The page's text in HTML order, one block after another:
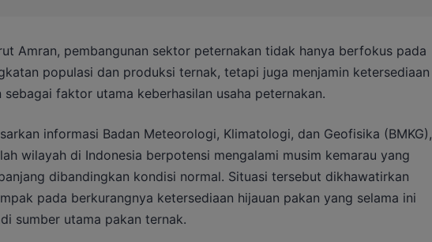
Amran, pembangunan sektor peternakan tidak hanya berfokus pada
populasi dan produksi ternak, tetapi juga menjamin ketersediaan
sebagai faktor utama keberhasilan usaha peternakan.
informasi Badan Meteorologi, Klimatologi, dan Geofisika (BMKG),
wilayah di Indonesia berpotensi mengalami musim kemarau yang
dibandingkan kondisi normal. Situasi tersebut dikhawatirkan
pada berkurangnya ketersediaan hijauan pakan yang selama ini
sumber utama pakan ternak.